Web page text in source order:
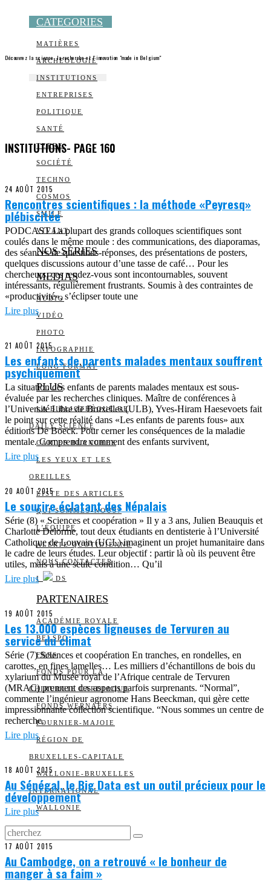
CATEGORIES
MATIÈRES
ARCHEOLOGIE
INSTITUTIONS
ENTREPRISES
POLITIQUE
SANTÉ
TERRE
SOCIÉTÉ
TECHNO
COSMOS
SMILE
VIVANT
NOS SÉRIES
MEDIAS
AUDIO
VIDÉO
PHOTO
INFOGRAPHIE
LONG FORMAT
PLUS
LA BIBLIOTHÈQUE DE
DAILY SCIENCE
CARTES BLANCHES
LES YEUX ET LES
OREILLES
LISTE DES ARTICLES
QUI SOMMES-NOUS?
L’ÉQUIPE
ALERTE QUOTIDIENNE
NOUS CONTACTER
I DS
PARTENAIRES
ACADÉMIE ROYALE
BELSPO
FNRS
FONDS POUR LA
CHIRURGIE CARDIAQUE
FONDS WERNAERS
FOURNIER-MAJOIE
RÉGION DE
BRUXELLES-CAPITALE
WALLONIE-BRUXELLES
INTERNATIONAL
WALLONIE
Découvrez la science, la recherche et l’innovation "made in Belgium"
INSTITUTIONS- PAGE 160
24 AOÛT 2015
Rencontres scientifiques : la méthode «Peyresq»
plébiscitée
PODCAST La plupart des grands colloques scientifiques sont
coulés dans le même moule : des communications, des diaporamas,
des séances de questions-réponses, des présentations de posters,
quelques discussions autour d’une tasse de café… Pour les
chercheurs, ces rendez-vous sont incontournables, souvent
intéressants, régulièrement frustrants. Soumis à des contraintes de
«productivité», s’éclipser toute une
Lire plus
21 AOÛT 2015
Les enfants de parents malades mentaux souffrent
psychiquement
La situation des enfants de parents malades mentaux est sous-
évaluée par les recherches cliniques. Maître de conférences à
l’Université Libre de Bruxelles (ULB), Yves-Hiram Haesevoets fait
le point sur cette réalité dans «Les enfants de parents fous» aux
éditions De Boeck. Pour cerner les conséquences de la maladie
mentale. Comprendre comment des enfants survivent,
Lire plus
20 AOÛT 2015
Le sourire éclatant des Népalais
Série (8) « Sciences et coopération » Il y a 3 ans, Julien Beauquis et
Charlotte Delorme, tout deux étudiants en dentisterie à l’Université
Catholique de Louvain (UCL) imaginent un projet humanitaire dans
le cadre de leurs études. Leur objectif : partir là où ils peuvent être
utiles, mais à une seule condition… Qu’il
Lire plus
19 AOÛT 2015
Les 13.000 espèces ligneuses de Tervuren au
service du climat
Série (7) Sciences et coopération En tranches, en rondelles, en
carottes, en fines lamelles… Les milliers d’échantillons de bois du
xylarium du Musée royal de l’Afrique centrale de Tervuren
(MRAC) prennent des aspects parfois surprenants. “Normal”,
commente l’ingénieur agronome Hans Beeckman, qui gère cette
impressionnante collection scientifique. “Nous sommes un centre de
recherche.
Lire plus
18 AOÛT 2015
Au Sénégal, le Big Data est un outil précieux pour le
développement
Lire plus
17 AOÛT 2015
Au Cambodge, on a retrouvé « le bonheur de
manger à sa faim »